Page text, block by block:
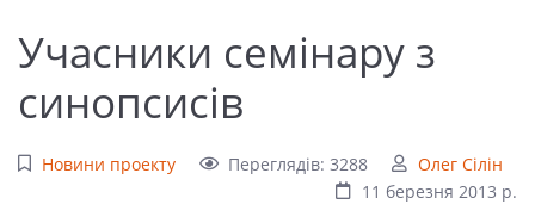
Учасники семінару з
синопсисів
Новини проекту Переглядів: 3288
Олег Сілін
11 березня 2013 р.